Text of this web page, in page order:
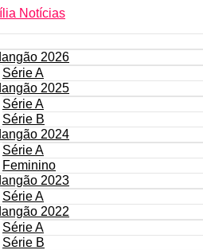
2026
Série A
2025
Série A
Série B
2024
Série A
Feminino
2023
Série A
2022
Série A
Série B